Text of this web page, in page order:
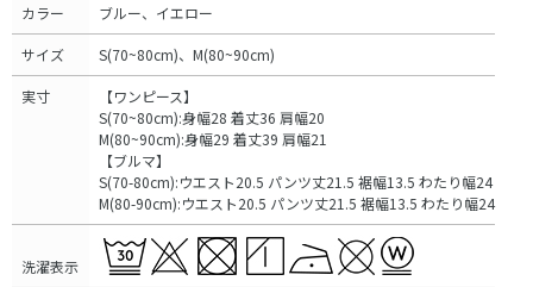
カラー ブルー、イエロー
サイズ S(70~80cm)、M(80~90cm)
実寸
【ワンピース】
S(70~80cm):身幅28 着丈36 肩幅20
M(80~90cm):身幅29 着丈39 肩幅21
【ブルマ】
S(70-80cm):ウエスト20.5 パンツ丈21.5 裾幅13.5 わたり幅24
M(80-90cm):ウエスト20.5 パンツ丈21.5 裾幅13.5 わたり幅24
洗濯表示